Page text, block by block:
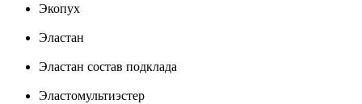
Экопух
Эластан
Эластан состав подклада
Эластомультиэстер